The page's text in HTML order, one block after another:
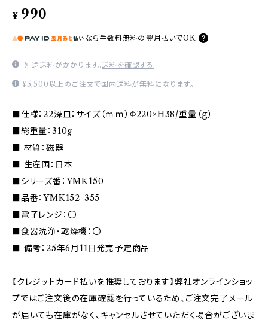
¥ 990
なら 手数料無料の 翌月払いでOK
別途送料がかかります。送料を確認する
¥5,500以上のご注文で国内送料が無料になります。
■仕様：22深皿：サイズ（ｍｍ）Φ220×H38/重量（ｇ）
■総重量：310g
■ 材質：磁器
■ 生産国：日本
■シリーズ番：YMK150
■品番：YMK152-355
■電子レンジ：〇
■食器洗浄・乾燥機：〇
■ 備考：25年6月11日発売予定商品
【クレジットカード払いを推奨しております】弊社オンラインショッ
プではご注文後の在庫確認を行っているため、ご注文完了メール
が届いても在庫がなく、キャンセルさせていただく場合がございま